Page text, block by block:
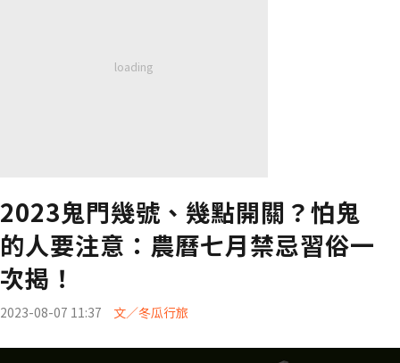
2023鬼門幾號、幾點開關？怕鬼
的人要注意：農曆七月禁忌習俗一
次揭！
2023-08-07 11:37 文／冬瓜行旅